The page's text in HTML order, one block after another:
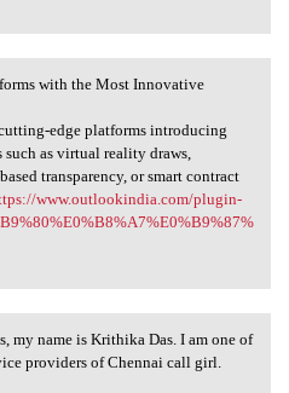
with the
with the Most Innovative
edge platforms introducing
such as virtual reality draws,
transparency, or smart contract
www.outlookindia.com/plugin-
my name is
my name is Krithika Das. I am one of
providers of Chennai call girl.